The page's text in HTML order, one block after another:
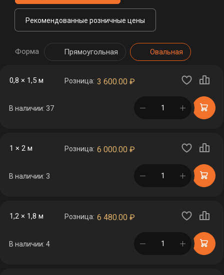
Рекомендованные розничные цены
Форма Прямоугольная Овальная
0,8 × 1,5 м Розница: 3 600.00 ₽
В наличии: 37 в корзине
1 × 2 м Розница: 6 000.00 ₽
В наличии: 3 в корзине
1,2 × 1,8 м Розница: 6 480.00 ₽
В наличии: 4 в корзине